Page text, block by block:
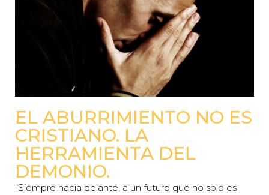
EL ABURRIMIENTO NO ES
CRISTIANO. LA
HERRAMIENTA DEL
DEMONIO.
“Siempre hacia delante, a un futuro que no solo es